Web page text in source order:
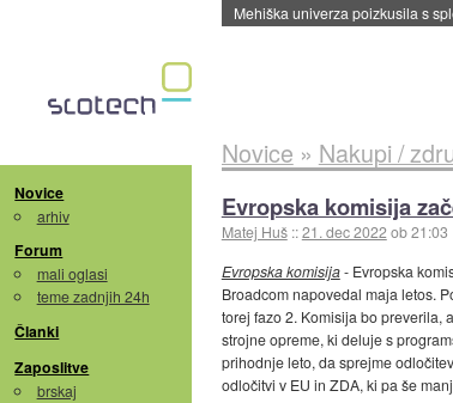
Mehiška univerza poizkusila s
Novice
arhiv
Forum
mali oglasi
teme zadnjih 24h
Članki
Zaposlitve
brskaj
Novice » Nakupi /
Evropska komisija
Matej Huš ::21. dec 2022ob 21:03
Evropska komisija- Evropska
Broadcom napovedal maja letos.
torej fazo 2. Komisija bo preverila,
strojne opreme, ki deluje s
prihodnje leto, da sprejme
odločitvi v EU in ZDA, ki pa še